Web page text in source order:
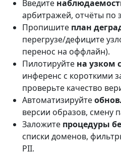
Введите
арбитражей, отчёты по
Пропишите план
перегрузе/дефиците
перенос на оффлайн).
Пилотируйте на узком
инференс с короткими
проверьте качество
Автоматизируйте
версии образов, смену
Заложите процедуры
списки доменов,
PII.